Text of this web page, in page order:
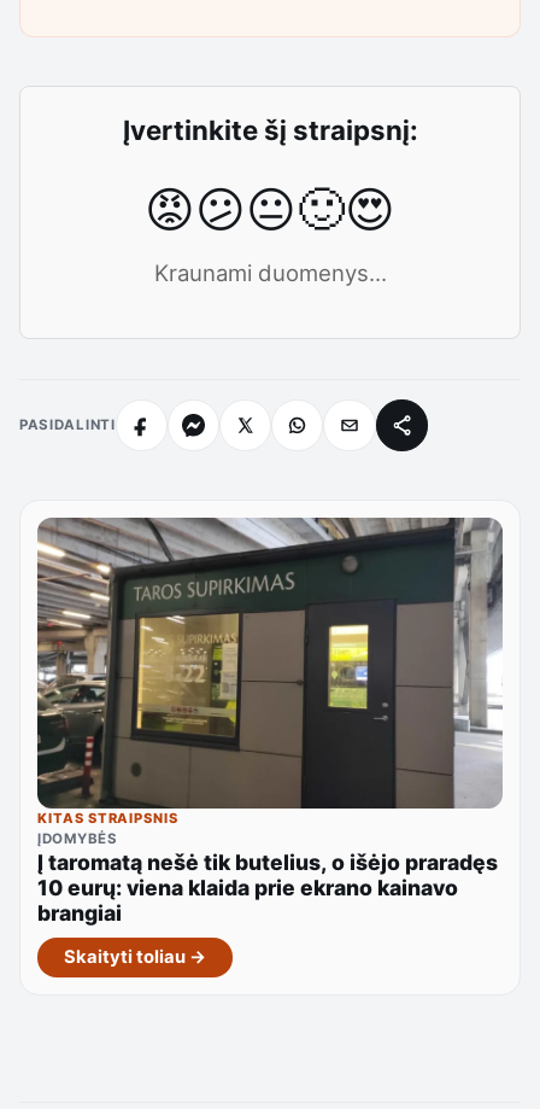
Įvertinkite šį straipsnį:
😡😕😐🙂😍
Kraunami duomenys...
PASIDALINTI
KITAS STRAIPSNIS
ĮDOMYBĖS
Į taromatą nešė tik butelius, o išėjo praradęs
10 eurų: viena klaida prie ekrano kainavo
brangiai
Skaityti toliau →